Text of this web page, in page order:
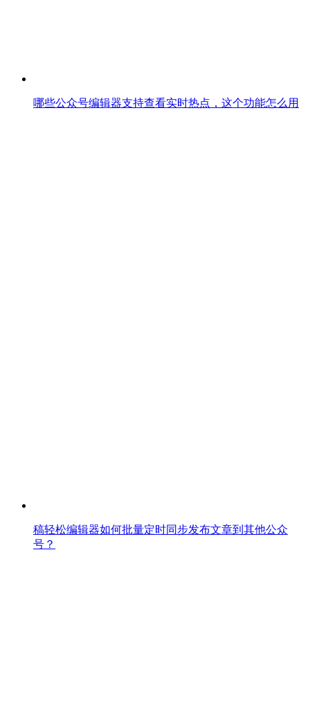
哪些公众号编辑器支持查看实时热点，这个功能怎么用
稿轻松编辑器如何批量定时同步发布文章到其他公众
号？